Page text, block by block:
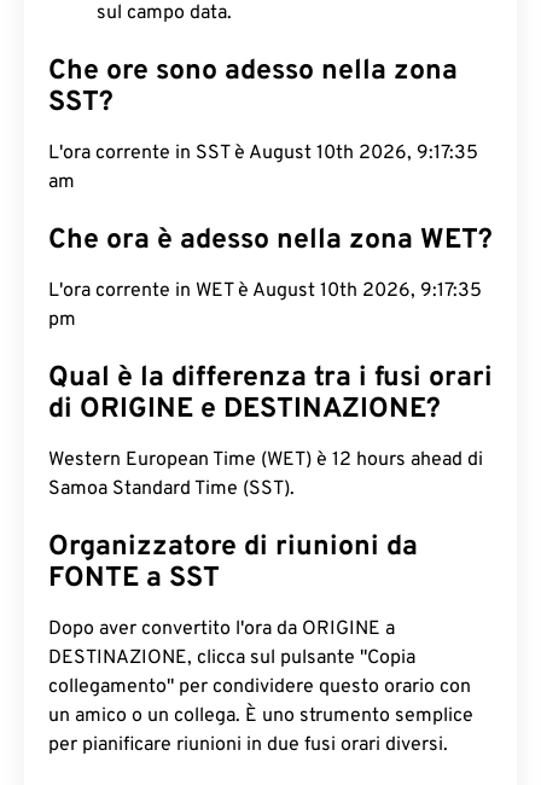
sul campo data.
Che ore sono adesso nella zona
SST?
L'ora corrente in SST è August 10th 2026, 9:17:36
am
Che ora è adesso nella zona WET?
L'ora corrente in WET è August 10th 2026, 9:17:36
pm
Qual è la differenza tra i fusi orari
di ORIGINE e DESTINAZIONE?
Western European Time (WET) è 12 hours ahead di
Samoa Standard Time (SST).
Organizzatore di riunioni da
FONTE a SST
Dopo aver convertito l'ora da ORIGINE a
DESTINAZIONE, clicca sul pulsante "Copia
collegamento" per condividere questo orario con
un amico o un collega. È uno strumento semplice
per pianificare riunioni in due fusi orari diversi.